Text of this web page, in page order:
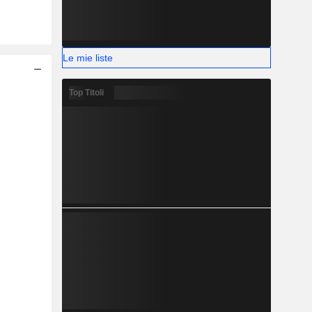
Le mie liste
Top Titoli